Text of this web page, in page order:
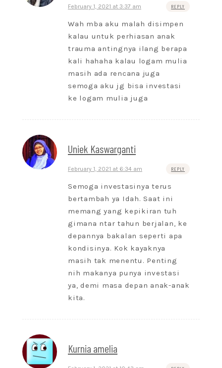
February 1, 2021 at 3:37 am REPLY
Wah mba aku malah disimpen
kalau untuk perhiasan anak
trauma antingnya ilang berapa
kali hahaha kalau logam mulia
masih ada rencana juga
semoga aku jg bisa investasi
ke logam mulia juga
Uniek Kaswarganti
February 1, 2021 at 6:34 am REPLY
Semoga investasinya terus
bertambah ya Idah. Saat ini
memang yang kepikiran tuh
gimana ntar tahun berjalan, ke
depannya bakalan seperti apa
kondisinya. Kok kayaknya
masih tak menentu. Penting
nih makanya punya investasi
ya, demi masa depan anak-anak
kita.
Kurnia amelia